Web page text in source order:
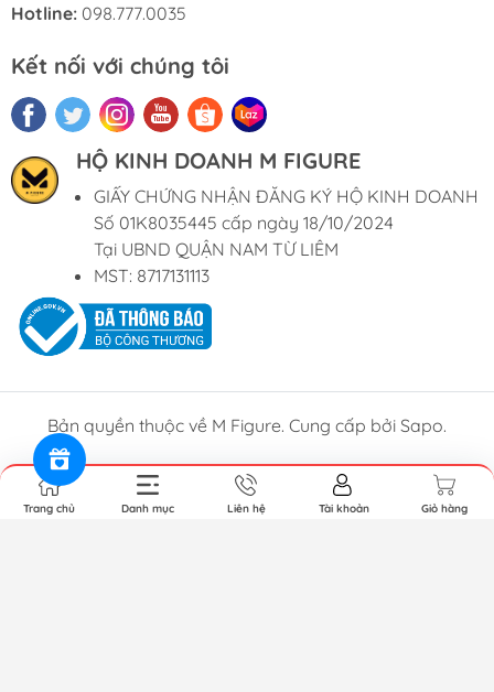
Hotline: 098.777.0035
Kết nối với chúng tôi
HỘ KINH DOANH M FIGURE
GIẤY CHỨNG NHẬN ĐĂNG KÝ HỘ KINH DOANH
Số 01K8035445 cấp ngày 18/10/2024
Tại UBND QUẬN NAM TỪ LIÊM
MST: 8717131113
Bản quyền thuộc về M Figure. Cung cấp bởi Sapo.
Trang chủ Danh mục Liên hệ Tài khoản Giỏ hàng